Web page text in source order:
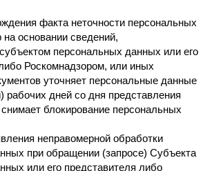
факта неточности персональных
основании сведений,
персональных данных или его
Роскомнадзором, или иных
уточняет персональные данные
рабочих дней со дня представления
блокирование персональных
неправомерной обработки
при обращении (запросе) Субъекта
или его представителя либо